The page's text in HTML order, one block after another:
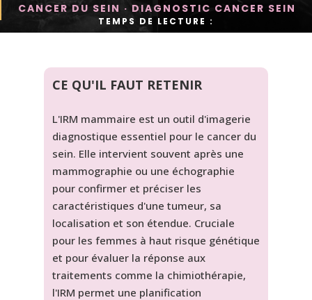
CANCER DU SEIN · DIAGNOSTIC CANCER SEIN
TEMPS DE LECTURE :
CE QU'IL FAUT RETENIR
L'IRM mammaire est un outil d'imagerie
diagnostique essentiel pour le cancer du
sein. Elle intervient souvent après une
mammographie ou une échographie
pour confirmer et préciser les
caractéristiques d'une tumeur, sa
localisation et son étendue. Cruciale
pour les femmes à haut risque génétique
et pour évaluer la réponse aux
traitements comme la chimiothérapie,
l'IRM permet une planification